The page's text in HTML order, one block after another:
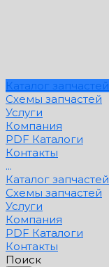
Каталог запчастей
Схемы запчастей
Услуги
Компания
PDF Каталоги
Контакты
...
Каталог запчастей
Схемы запчастей
Услуги
Компания
PDF Каталоги
Контакты
Поиск